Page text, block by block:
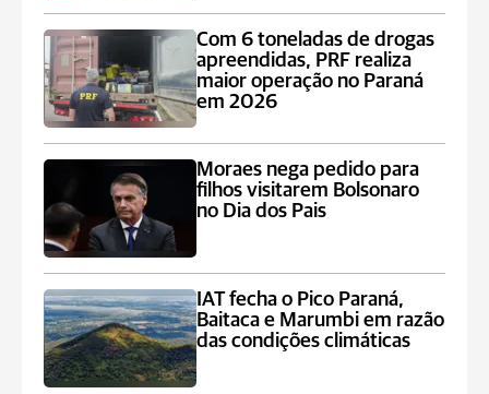
Com 6 toneladas de drogas
apreendidas, PRF realiza
maior operação no Paraná
em 2026
Moraes nega pedido para
filhos visitarem Bolsonaro
no Dia dos Pais
IAT fecha o Pico Paraná,
Baitaca e Marumbi em razão
das condições climáticas